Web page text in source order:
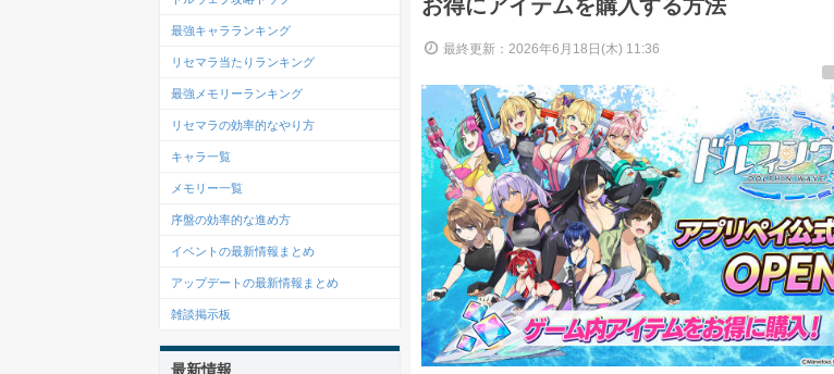
お得にアイテムを購入する方法
最終更新：2026年6月18日(木) 11:36
最強キャラランキング
リセマラ当たりランキング
最強メモリーランキング
リセマラの効率的なやり方
キャラ一覧
メモリー一覧
序盤の効率的な進め方
イベントの最新情報まとめ
アップデートの最新情報まとめ
雑談掲示板
最新情報